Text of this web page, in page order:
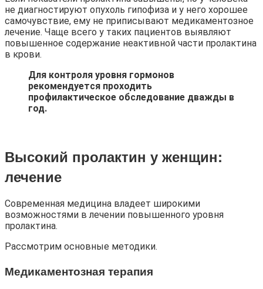
не диагностируют опухоль гипофиза и у него хорошее
самочувствие, ему не приписывают медикаментозное
лечение. Чаще всего у таких пациентов выявляют
повышенное содержание неактивной части пролактина
в крови.
Для контроля уровня гормонов
рекомендуется проходить
профилактическое обследование дважды в
год.
Высокий пролактин у женщин:
лечение
Современная медицина владеет широкими
возможностями в лечении повышенного уровня
пролактина.
Рассмотрим основные методики.
Медикаментозная терапия